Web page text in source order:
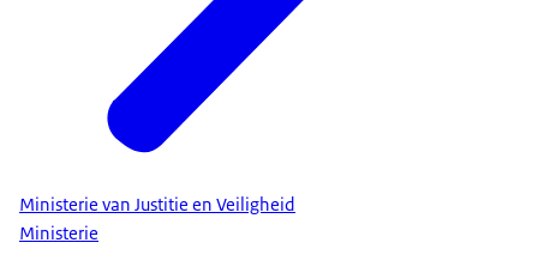
Ministerie van Justitie en Veiligheid
Ministerie